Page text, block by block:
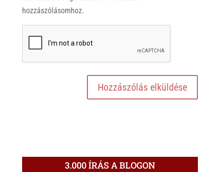
hozzászólásomhoz.
3.000 ÍRÁS A BLOGON